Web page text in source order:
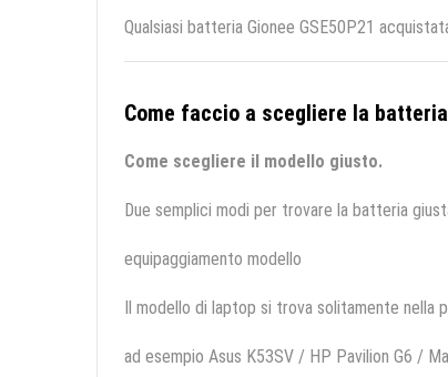
Qualsiasi batteria Gionee GSE50P21
Come faccio a scegliere la
Come scegliere il modello giusto.
Due semplici modi per trovare la batteria
equipaggiamento modello
Il modello di laptop si trova solitamente
ad esempio Asus K53SV / HP Pavilion G6 /